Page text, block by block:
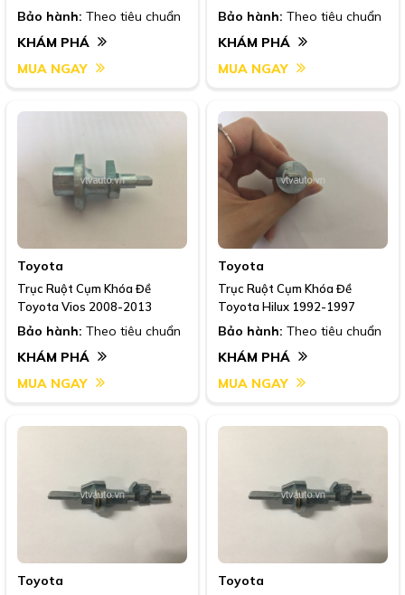
Bảo hành: Theo tiêu chuẩn
KHÁM PHÁ
MUA NGAY
Bảo hành: Theo tiêu chuẩn
KHÁM PHÁ
MUA NGAY
Toyota
Trục Ruột Cụm Khóa Đề
Toyota Vios 2008-2013
Bảo hành: Theo tiêu chuẩn
KHÁM PHÁ
MUA NGAY
Toyota
Trục Ruột Cụm Khóa Đề
Toyota Hilux 1992-1997
Bảo hành: Theo tiêu chuẩn
KHÁM PHÁ
MUA NGAY
Toyota Toyota